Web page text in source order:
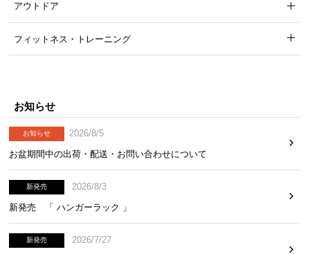
アウトドア
フィットネス・トレーニング
お知らせ
お知らせ
2026/8/5
お盆期間中の出荷・配送・お問い合わせについて
新発売
2026/8/3
新発売 「 ハンガーラック 」
新発売
2026/7/27